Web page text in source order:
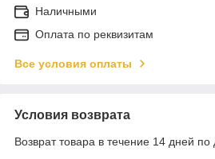
Наличными
Оплата по реквизитам
Все условия оплаты
Условия возврата
Возврат товара в течение 14 дней по